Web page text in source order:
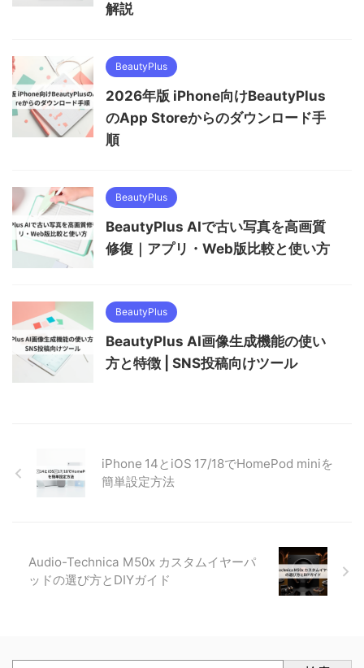
解説
BeautyPlus
2026年版 iPhone向けBeautyPlus
のApp Storeからのダウンロード手
順
BeautyPlus
BeautyPlus AIで古い写真を高画質
修復｜アプリ・Web版比較と使い方
BeautyPlus
BeautyPlus AI画像生成機能の使い
方と特徴 | SNS投稿向けツール
iPhone 14とiOS 17/18でHomePod miniを
簡単設定方法
Audio-Technica M50x カスタムイヤーパ
ッドの選び方とDIYガイド